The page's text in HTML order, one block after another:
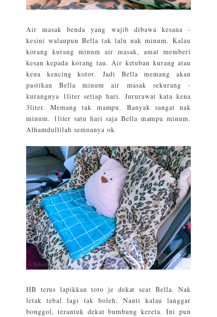
Air masak benda yang wajib dibawa kesana -
kesini walaupun Bella tak lalu nak minum. Kalau
korang kurang minum air masak, amat memberi
kesan kepada korang tau. Air ketuban kurang atau
kena kencing kotor. Jadi Bella memang akan
pastikan Bella minum air masak sekurang -
kurangnya 1liter setiap hari. Jururawat kata kena
3liter. Memang tak mampu. Banyak sangat nak
minum. 1liter satu hari saja Bella mampu minum.
Alhamdullilah semuanya ok.
HB terus lapikkan toto je dekat seat Bella. Nak
letak tebal lagi tak boleh. Nanti kalau langgar
bonggol, terantuk dekat bumbung kereta. Ini pun